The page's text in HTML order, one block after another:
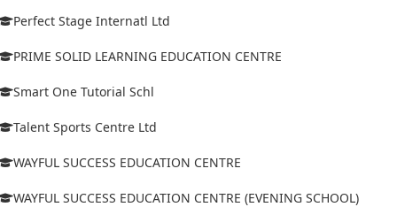
Perfect Stage Internatl Ltd
PRIME SOLID LEARNING EDUCATION CENTRE
Smart One Tutorial Schl
Talent Sports Centre Ltd
WAYFUL SUCCESS EDUCATION CENTRE
WAYFUL SUCCESS EDUCATION CENTRE (EVENING SCHOOL)